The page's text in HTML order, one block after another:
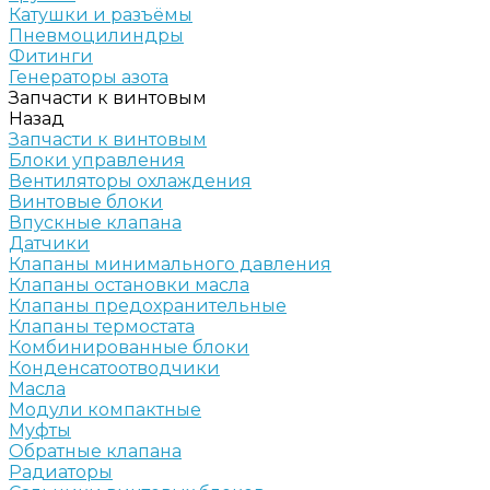
Катушки и разъёмы
Пневмоцилиндры
Фитинги
Генераторы азота
Запчасти к винтовым
Назад
Запчасти к винтовым
Блоки управления
Вентиляторы охлаждения
Винтовые блоки
Впускные клапана
Датчики
Клапаны минимального давления
Клапаны остановки масла
Клапаны предохранительные
Клапаны термостата
Комбинированные блоки
Конденсатоотводчики
Масла
Модули компактные
Муфты
Обратные клапана
Радиаторы